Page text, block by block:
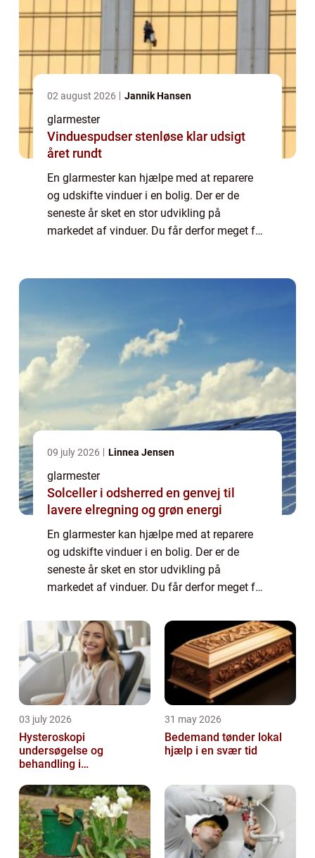
02 august 2026 Jannik Hansen
glarmester
Vinduespudser stenløse klar udsigt
året rundt
En glarmester kan hjælpe med at reparere
og udskifte vinduer i en bolig. Der er de
seneste år sket en stor udvikling på
markedet af vinduer. Du får derfor meget for
09 july 2026 Linnea Jensen
glarmester
Solceller i odsherred en genvej til
lavere elregning og grøn energi
En glarmester kan hjælpe med at reparere
og udskifte vinduer i en bolig. Der er de
seneste år sket en stor udvikling på
markedet af vinduer. Du får derfor meget for
du har vinduer af ældre dato eller, hvi...
03 july 2026
Hysteroskopi
undersøgelse og
behandling i
31 may 2026
Bedemand tønder lokal
hjælp i en svær tid